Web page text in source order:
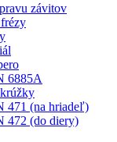
závitov
6885A
471 (na hriadeľ)
472 (do diery)